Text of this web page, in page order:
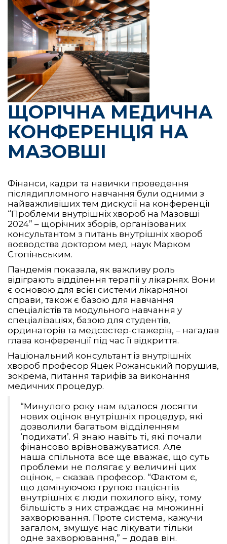
ЩОРІЧНА МЕДИЧНА
КОНФЕРЕНЦІЯ НА
МАЗОВШІ
Фінанси, кадри та навички проведення
післядипломного навчання були одними з
найважливіших тем дискусії на конференції
“Проблеми внутрішніх хвороб на Мазовші
2024” – щорічних зборів, організованих
консультантом з питань внутрішніх хвороб
воєводства доктором мед. наук Марком
Стопіньським.
Пандемія показала, як важливу роль
відіграють відділення терапії у лікарнях. Вони
є основою для всієї системи лікарняної
справи, також є базою для навчання
спеціалістів та модульного навчання у
спеціалізаціях, базою для студентів,
ординаторів та медсестер-стажерів, – нагадав
глава конференції під час її відкриття.
Національний консультант із внутрішніх
хвороб професор Яцек Рожанський порушив,
зокрема, питання тарифів за виконання
медичних процедур.
“Минулого року нам вдалося досягти
нових оцінок внутрішніх процедур, які
дозволили багатьом відділенням
‘подихати’. Я знаю навіть ті, які почали
фінансово врівноважуватися. Але
наша спільнота все ще вважає, що суть
проблеми не полягає у величині цих
оцінок, – сказав професор. “Фактом є,
що домінуючою групою пацієнтів
внутрішніх є люди похилого віку, тому
більшість з них страждає на множинні
захворювання. Проте система, кажучи
загалом, змушує нас лікувати тільки
одне захворювання,” – додав він.